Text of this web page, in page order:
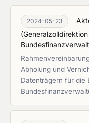
2024-05-23
(
Abholung und
Datenträgern für die